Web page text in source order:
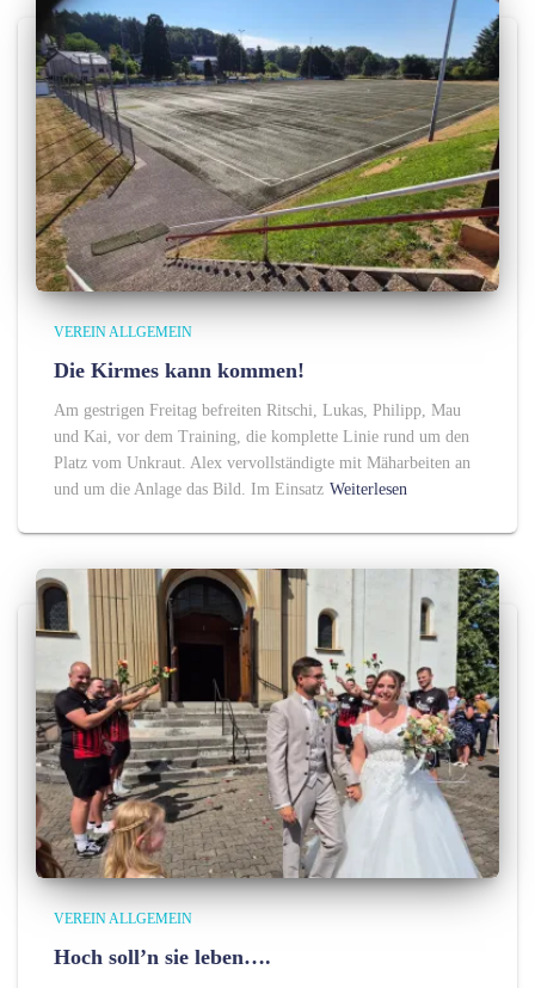
VEREIN ALLGEMEIN
Die Kirmes kann kommen!
Am gestrigen Freitag befreiten Ritschi, Lukas, Philipp, Mau
und Kai, vor dem Training, die komplette Linie rund um den
Platz vom Unkraut. Alex vervollständigte mit Mäharbeiten an
und um die Anlage das Bild. Im Einsatz Weiterlesen
VEREIN ALLGEMEIN
Hoch soll’n sie leben….